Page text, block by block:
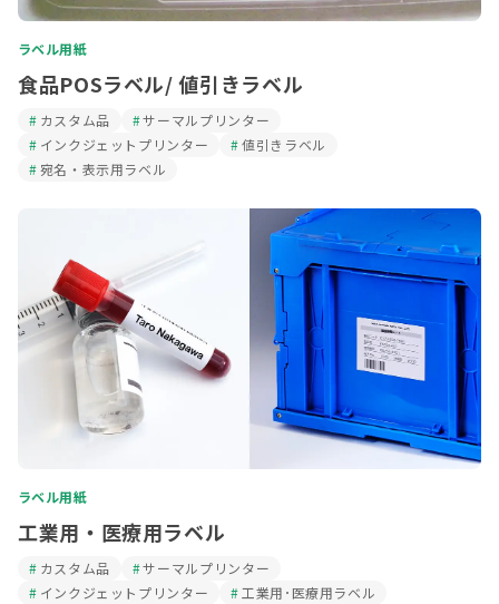
ラベル用紙
食品POSラベル/ 値引きラベル
カスタム品
サーマルプリンター
インクジェットプリンター
値引きラベル
宛名・表示用ラベル
ラベル用紙
工業用・医療用ラベル
カスタム品
サーマルプリンター
インクジェットプリンター
工業用･医療用ラベル